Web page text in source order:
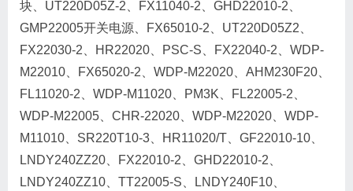
块、UT220D05Z-2、FX11040-2、GHD22010-2、
GMP22005开关电源、FX65010-2、UT220D05Z2、
FX22030-2、HR22020、PSC-S、FX22040-2、WDP-
M22010、FX65020-2、WDP-M22020、AHM230F20、
FL11020-2、WDP-M11020、PM3K、FL22005-2、
WDP-M22005、CHR-22020、WDP-M22020、WDP-
M11010、SR220T10-3、HR11020/T、GF22010-10、
LNDY240ZZ20、FX22010-2、GHD22010-2、
LNDY240ZZ10、TT22005-S、LNDY240F10、